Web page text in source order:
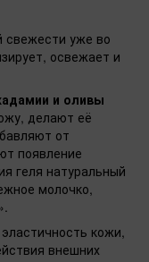
свежести уже во
освежает и
и оливы
делают её
от
появление
геля натуральный
молочко,
кожи,
внешних